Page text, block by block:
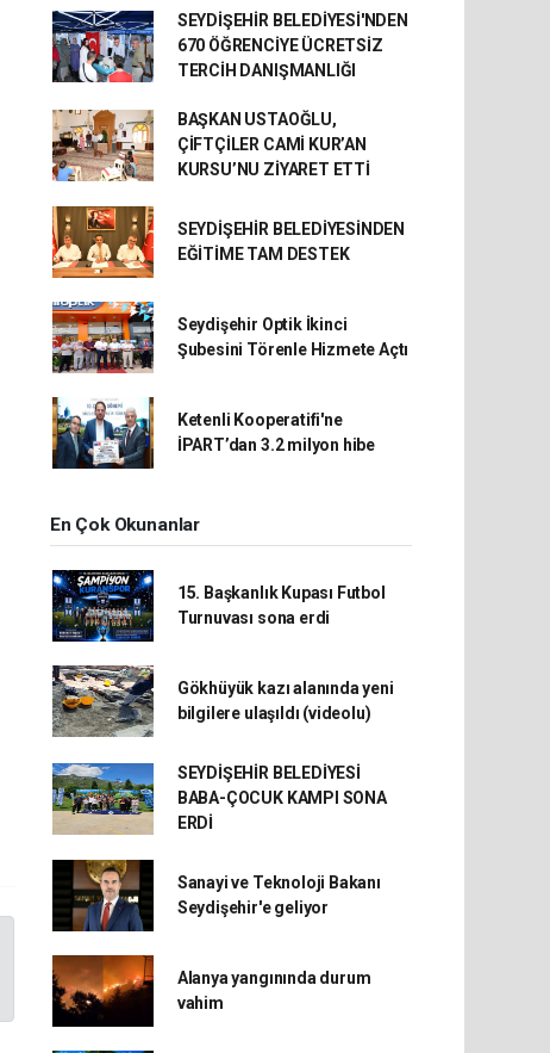
SEYDİŞEHİR BELEDİYESİ'NDEN
670 ÖĞRENCİYE ÜCRETSİZ
TERCİH DANIŞMANLIĞI
BAŞKAN USTAOĞLU,
ÇİFTÇİLER CAMİ KUR’AN
KURSU’NU ZİYARET ETTİ
SEYDİŞEHİR BELEDİYESİNDEN
EĞİTİME TAM DESTEK
Seydişehir Optik İkinci
Şubesini Törenle Hizmete Açtı
Ketenli Kooperatifi'ne
İPART’dan 3.2 milyon hibe
En Çok Okunanlar
15. Başkanlık Kupası Futbol
Turnuvası sona erdi
Gökhüyük kazı alanında yeni
bilgilere ulaşıldı (videolu)
SEYDİŞEHİR BELEDİYESİ
BABA-ÇOCUK KAMPI SONA
ERDİ
Sanayi ve Teknoloji Bakanı
Seydişehir'e geliyor
Alanya yangınında durum
vahim